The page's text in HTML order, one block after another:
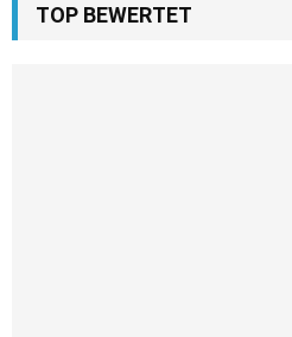
TOP BEWERTET